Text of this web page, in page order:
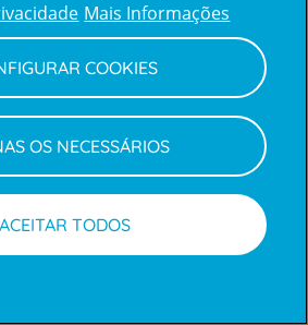
| Política de Privacidade e Cookies
Mais Informações
COOKIES
OS NECESSÁRIOS
ACEITAR TODOS